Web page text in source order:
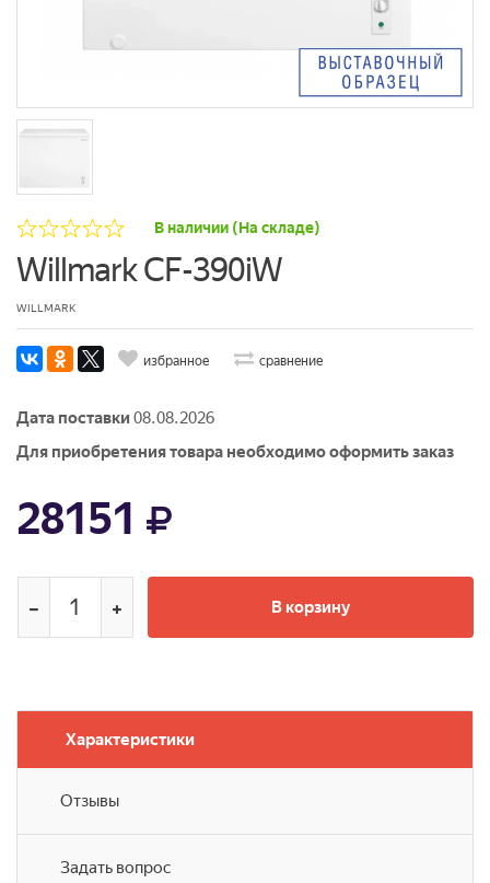
В наличии (На складе)
Willmark CF-390iW
WILLMARK
избранное сравнение
Дата поставки 08.08.2026
Для приобретения товара необходимо оформить заказ
28151
В корзину
Характеристики
Отзывы
Задать вопрос